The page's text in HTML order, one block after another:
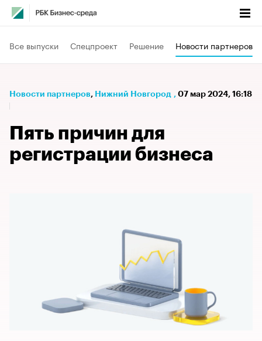
Все выпуски Спецпроект Решение Новости партнеров
Новости партнеров⁠, Нижний Новгород , 07 мар 2024, 16:18
Пять причин для
регистрации бизнеса